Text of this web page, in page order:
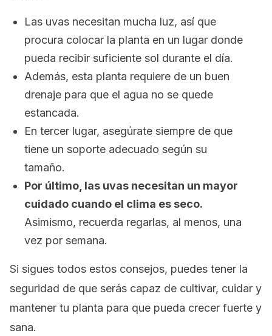
Las uvas necesitan mucha luz, así que
procura colocar la planta en un lugar donde
pueda recibir suficiente sol durante el día.
Además, esta planta requiere de un buen
drenaje para que el agua no se quede
estancada.
En tercer lugar, asegúrate siempre de que
tiene un soporte adecuado según su
tamaño.
Por último, las uvas necesitan un mayor
cuidado cuando el clima es seco.
Asimismo, recuerda regarlas, al menos, una
vez por semana.
Si sigues todos estos consejos, puedes tener la
seguridad de que serás capaz de cultivar, cuidar y
mantener tu planta para que pueda crecer fuerte y
sana.